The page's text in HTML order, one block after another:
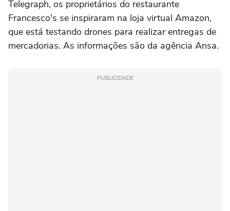
Telegraph, os proprietários do restaurante
Francesco's se inspiraram na loja virtual Amazon,
que está testando drones para realizar entregas de
mercadorias. As informações são da agência Ansa.
PUBLICIDADE